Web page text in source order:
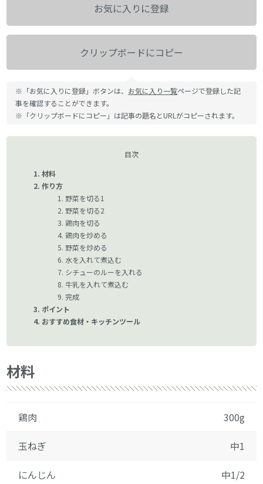
お気に入りに登録
クリップボードにコピー
※「お気に入りに登録」ボタンは、 お気に入り一覧ページで登録した記
事を確認することができます。
※「クリップボードにコピー」は記事の題名とURLがコピーされます。
目次
材料
作り方
野菜を切る1
野菜を切る2
鶏肉を切る
鶏肉を炒める
野菜を炒める
水を入れて煮込む
シチューのルーを入れる
牛乳を入れて煮込む
完成
ポイント
おすすめ食材・キッチンツール
材料
鶏肉 300g
玉ねぎ 中1
にんじん 中1/2